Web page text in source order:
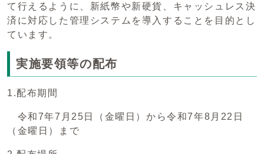
て行えるように、新紙幣や新硬貨、キャッシュレス決
済に対応した管理システムを導入することを目的とし
ています。
実施要領等の配布
1.配布期間
令和7年7月25日（金曜日）から令和7年8月22日
（金曜日）まで